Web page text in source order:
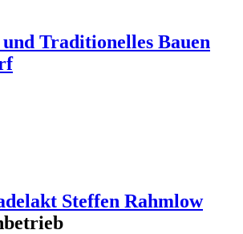
Traditionelles Bauen
Steffen Rahmlow